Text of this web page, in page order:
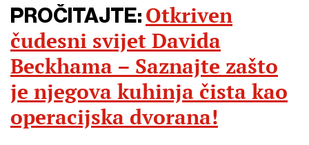
PROČITAJTE: Otkriven
čudesni svijet Davida
Beckhama – Saznajte zašto
je njegova kuhinja čista kao
operacijska dvorana!